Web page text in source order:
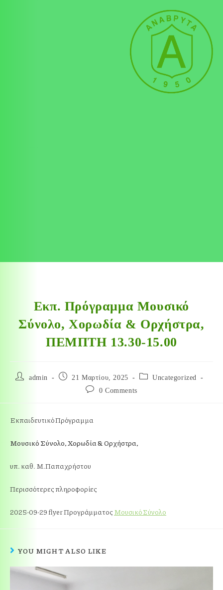
Εκπ. Πρόγραμμα Μουσικό
Σύνολο, Χορωδία & Ορχήστρα,
ΠΕΜΠΤΗ 13.30-15.00
admin 21 Μαρτίου, 2025
Uncategorized
0 Comments
Εκπαιδευτικό Πρόγραμμα
Μουσικό Σύνολο, Χορωδία & Ορχήστρα,
υπ. καθ. Μ.Παπαχρήστου
Περισσότερες πληροφορίες
2025-09-29 flyer Προγράμματος Μουσικό Σύνολο
YOU MIGHT ALSO LIKE